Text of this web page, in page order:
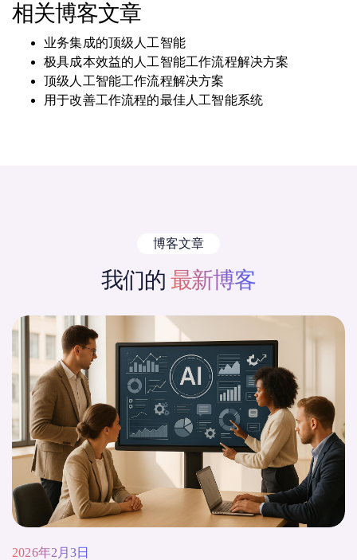
相关博客文章
业务集成的顶级人工智能
极具成本效益的人工智能工作流程解决方案
顶级人工智能工作流程解决方案
用于改善工作流程的最佳人工智能系统
博客文章
我们的 最新博客
2026年2月3日